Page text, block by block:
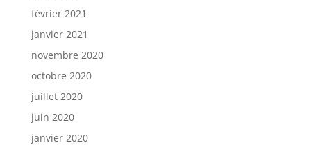
février 2021
janvier 2021
novembre 2020
octobre 2020
juillet 2020
juin 2020
janvier 2020